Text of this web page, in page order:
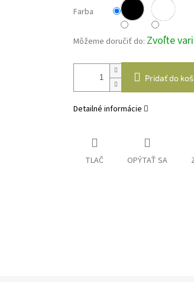
Farba
Môžeme doručiť do: Zvoľte
Pridať do
Detailné informácie
TLAČ OPÝTAŤ SA